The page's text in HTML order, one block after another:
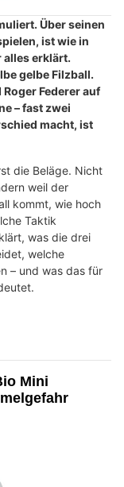
Über seinen
ist wie in
alles erklärt.
gelbe Filzball.
Federer auf
– fast zwei
macht, ist
die Beläge. Nicht
weil der
kommt, wie hoch
Taktik
was die drei
welche
– und was das für
Mini